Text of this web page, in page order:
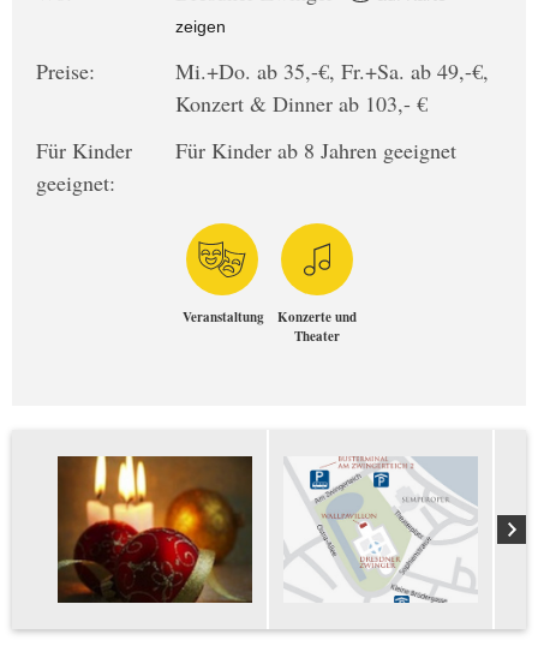
zeigen
Preise:
Mi.+Do. ab 35,-€, Fr.+Sa. ab 49,-€,
Konzert & Dinner ab 103,- €
Für Kinder
geeignet:
Für Kinder ab 8 Jahren geeignet
Veranstaltung
Konzerte und
Theater